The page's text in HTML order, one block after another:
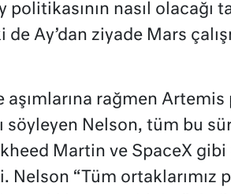
politikasının nasıl olacağı
Ay’dan ziyade Mars
rağmen Artemis
söyleyen Nelson, tüm bu
Martin ve SpaceX
Nelson “Tüm ortaklarımız